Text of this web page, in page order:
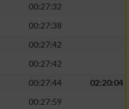
00:27:32
00:27:38
00:27:42
00:27:42
00:27:44
02:20:04
00:27:59